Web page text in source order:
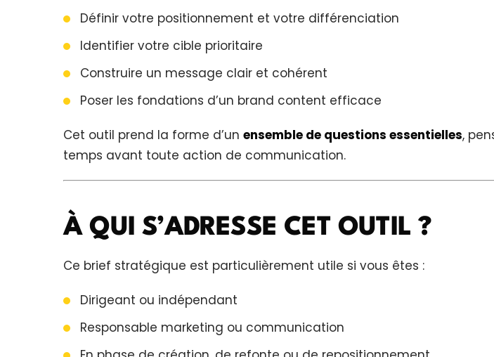
Définir votre positionnement et votre différenciation
Identifier votre cible prioritaire
Construire un message clair et cohérent
Poser les fondations d’un brand content efficace
Cet outil prend la forme d’un ensemble de questions essentielles,
temps avant toute action de communication.
À QUI S’ADRESSE CET OUTIL ?
Ce brief stratégique est particulièrement utile si vous êtes :
Dirigeant ou indépendant
Responsable marketing ou communication